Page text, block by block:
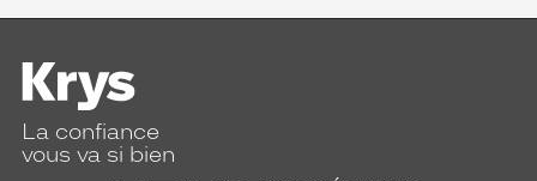
La confiance
vous va si bien